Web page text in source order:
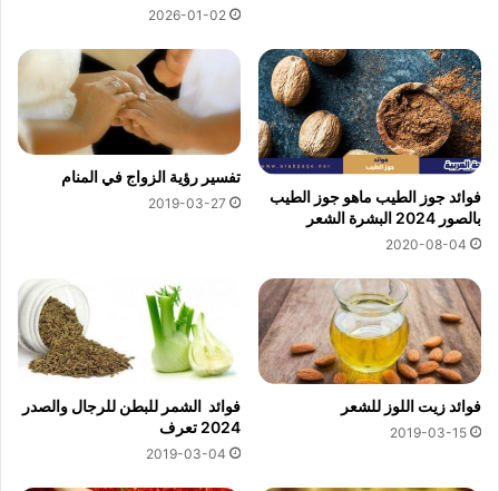
2026-01-02
فوائد جوز الطيب ماهو جوز الطيب
بالصور 2024 البشرة الشعر
2020-08-04
تفسير رؤية الزواج في المنام
2019-03-27
فوائد زيت اللوز للشعر
2019-03-15
فوائد الشمر للبطن للرجال والصدر
2024 تعرف
2019-03-04